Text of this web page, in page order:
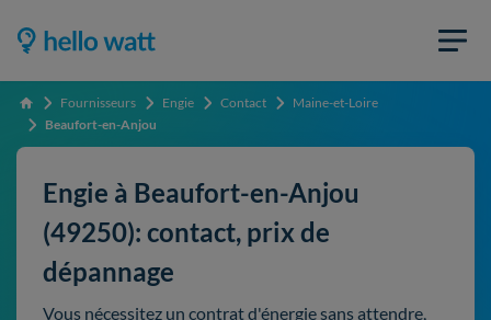
Accueil Fournisseurs Engie Contact
Maine-et-Loire
Beaufort-en-Anjou
Engie à Beaufort-en-Anjou
(49250): contact, prix de
dépannage
Vous nécessitez un contrat d'énergie sans attendre,